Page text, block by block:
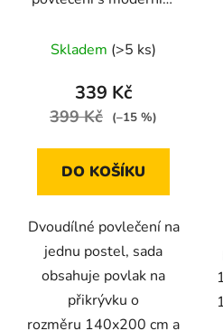
pastelových barvách
140 × 200 cm / 70 × 90
Skladem (>5 ks)
339 Kč
399 Kč (–15 %)
DO KOŠÍKU
Dvoudílné povlečení na
jednu postel, sada
obsahuje povlak na
přikrývku o
rozměru 140x200 cm a